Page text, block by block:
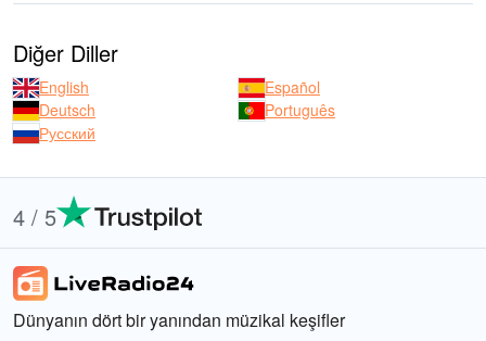
Diğer Diller
English
Español
Deutsch
Português
Русский
4 / 5
Dünyanın dört bir yanından müzikal keşifler